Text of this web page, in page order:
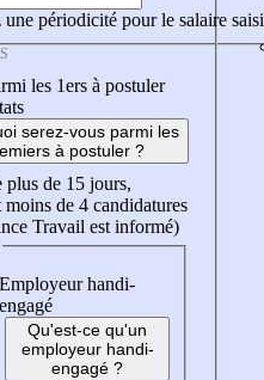
une périodicité pour le salaire saisi
les 1ers à postuler
serez-vous parmi les
à postuler ?
plus de 15 jours,
moins de 4 candidatures
Travail est informé)
Employeur handi-
engagé
Qu'est-ce qu'un
employeur handi-
engagé ?